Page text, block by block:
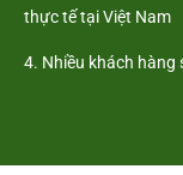
thực tế tại Việt Nam
4. Nhiều khách hàng